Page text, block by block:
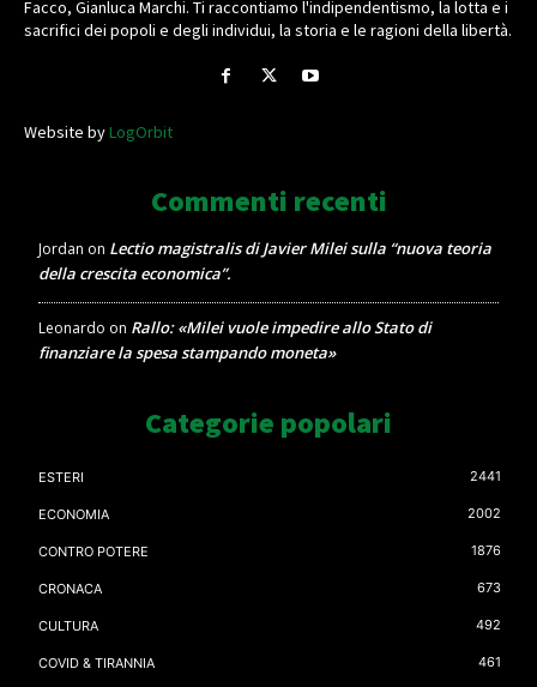
Facco, Gianluca Marchi. Ti raccontiamo l'indipendentismo, la lotta e i
sacrifici dei popoli e degli individui, la storia e le ragioni della libertà.
Website byLogOrbit
Commenti recenti
Jordan on Lectio magistralis di Javier Milei sulla “nuova teoria
della crescita economica”.
Leonardo on Rallo: «Milei vuole impedire allo Stato di
finanziare la spesa stampando moneta»
Categorie popolari
ESTERI 2441
ECONOMIA 2002
CONTRO POTERE 1876
CRONACA 673
CULTURA 492
COVID & TIRANNIA 461